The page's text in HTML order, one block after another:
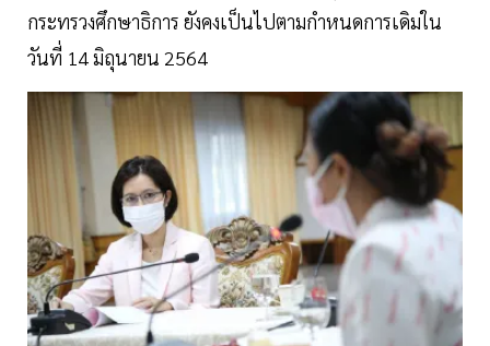
กระทรวงศึกษาธิการ ยังคงเป็นไปตามกำหนดการเดิมใน
วันที่ 14 มิถุนายน 2564